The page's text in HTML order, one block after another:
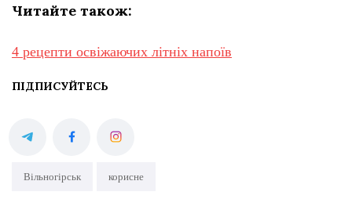
Читайте також:
4 рецепти освіжаючих літніх напоїв
ПІДПИСУЙТЕСЬ
Вільногірськ корисне